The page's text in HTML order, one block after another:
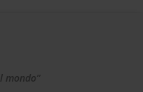
mondo”